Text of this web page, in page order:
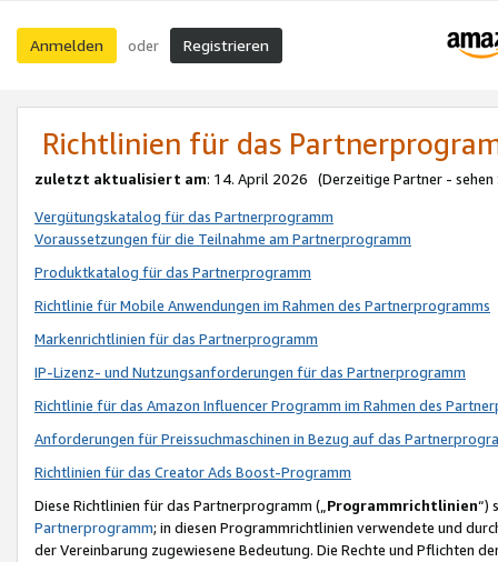
Anmelden oder Registrieren
Richtlinien für das
zuletzt aktualisiert am: 14. April 2026 (Derzeitige Partner - sehen
Vergütungskatalog für das Partnerprogramm
Voraussetzungen für die Teilnahme am Partnerprogramm
Produktkatalog für das Partnerprogramm
Richtlinie für Mobile Anwendungen im Rahmen des Partnerprogramms
Markenrichtlinien für das Partnerprogramm
IP-Lizenz- und Nutzungsanforderungen für das Partnerprogramm
Richtlinie für das Amazon Influencer Programm im Rahmen des
Anforderungen für Preissuchmaschinen in Bezug auf das
Richtlinien für das Creator Ads Boost-Programm
Diese Richtlinien für das Partnerprogramm („Programmrichtlinien“)
Partnerprogramm; in diesen Programmrichtlinien verwendete und
der Vereinbarung zugewiesene Bedeutung. Die Rechte und Pflichten